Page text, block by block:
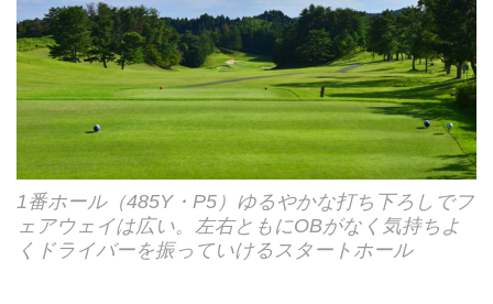
1番ホール（485Y・P5）ゆるやかな打ち下ろしでフ
ェアウェイは広い。左右ともにOBがなく気持ちよ
くドライバーを振っていけるスタートホール